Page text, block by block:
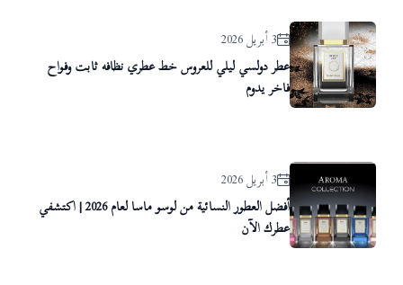
3 أبريل 2026
عطر دولسي ليلي للعروس خط عطري نظافه ثابت وفواح
فاخر يدوم
3 أبريل 2026
أفضل العطور النسائية من لوسو ماسا لعام 2026 | اكتشفي
عطرك الآن